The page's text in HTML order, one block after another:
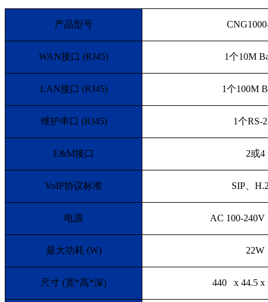
产品型号
WAN接口 (RJ45) 1个10M
LAN接口 (RJ45) 1个100M
维护串口 (RJ45) 1个RS-
E&M接口 2或4
VoIP协议标准 SIP
电源 AC 100-240V
最大功耗 (W) 22W
尺寸 (宽*高*深) 440 x 44.5 x